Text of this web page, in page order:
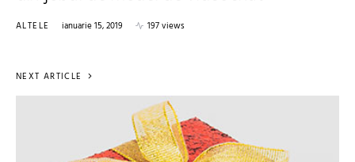
ALTELE ianuarie 15, 2019 197 views
NEXT ARTICLE